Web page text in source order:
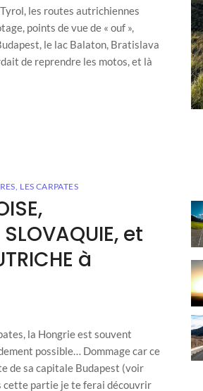
les routes autrichiennes
points de vue de « ouf »,
le lac Balaton, Bratislava
de reprendre les motos, et là
, LES CARPATES
et
à
la Hongrie est souvent
possible… Dommage car ce
de sa capitale Budapest (voir
cette partie je te ferai découvrir